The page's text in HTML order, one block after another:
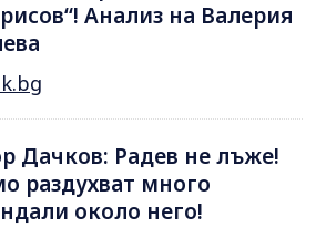
Анализ на Валерия
Дачков: Радев не лъже!
раздухват много
около него!